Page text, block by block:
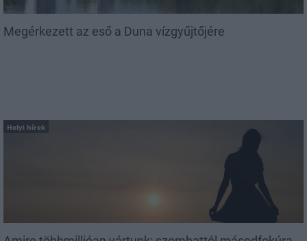
Megérkezett az eső a Duna vízgyűjtőjére
Helyi hírek